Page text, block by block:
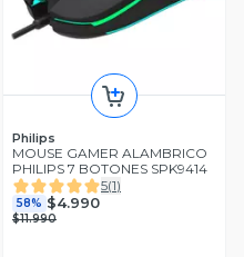
Philips
MOUSE GAMER ALAMBRICO
PHILIPS 7 BOTONES SPK9414
5(1)
58% $4.990
$11.990